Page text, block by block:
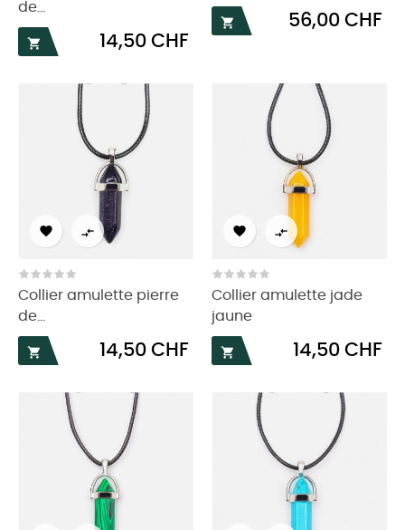
de...

Prix
14,50 CHF

Prix
56,00 CHF
 
Collier amulette pierre
de...

Prix
14,50 CHF
 
Collier amulette jade
jaune

Prix
14,50 CHF